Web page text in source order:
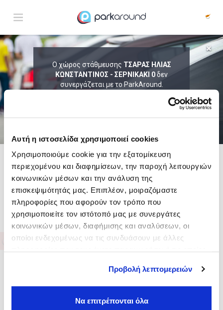
Αυτή η ιστοσελίδα χρησιμοποιεί cookies
Χρησιμοποιούμε cookie για την εξατομίκευση
περιεχομένου και διαφημίσεων, την παροχή λειτουργιών
κοινωνικών μέσων και την ανάλυση της
επισκεψιμότητάς μας. Επιπλέον, μοιραζόμαστε
πληροφορίες που αφορούν τον τρόπο που
χρησιμοποιείτε τον ιστότοπό μας με συνεργάτες
κοινωνικών μέσων, διαφήμισης και αναλύσεων, οι
οποίοι ενδεχομένως να τις συνδυάσουν με άλλες
Προβολή λεπτομερειών
Να επιτρέπονται όλα
Ο χώρος στάθμευσης ΤΣΑΡΑΣ ΗΛΙΑΣ
ΚΩΝΣΤΑΝΤΙΝΟΣ - ΣΕΡΝΙΚΑΚΙ 0δεν
συνεργάζεται με το ParkAround.
ΤΟ PARKAROUND ΕΠΕΚΤΕΙΝΕΙ ΣΥΝΕΧΩΣ
Δες τώρα τα parking στο χάρτη και σύγκρινετιμή
καιαπόσταση
ΑΠΟΤΕΛΕΣΜΑΤΑ ΓΙΑ:
ΑΦΙΞΗ Πεμ 06 Αυγ 17:45 ΔΙΑΡΚΕΙΑ